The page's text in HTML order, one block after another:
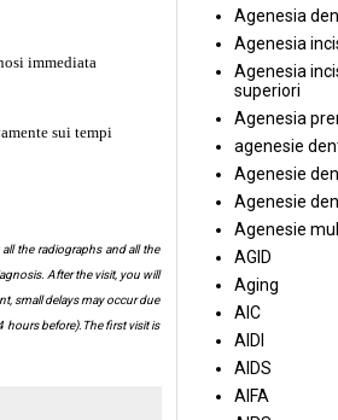
immediata
sui tempi
the radiographs and all the
After the visit, you will
small delays may occur due
hours before).The first visit is
Agenesia
Agenesia
Agenesia
superiori
Agenesia
agenesie
Agenesie
Agenesie
Agenesie
AGID
Aging
AIC
AIDI
AIDS
AIFA